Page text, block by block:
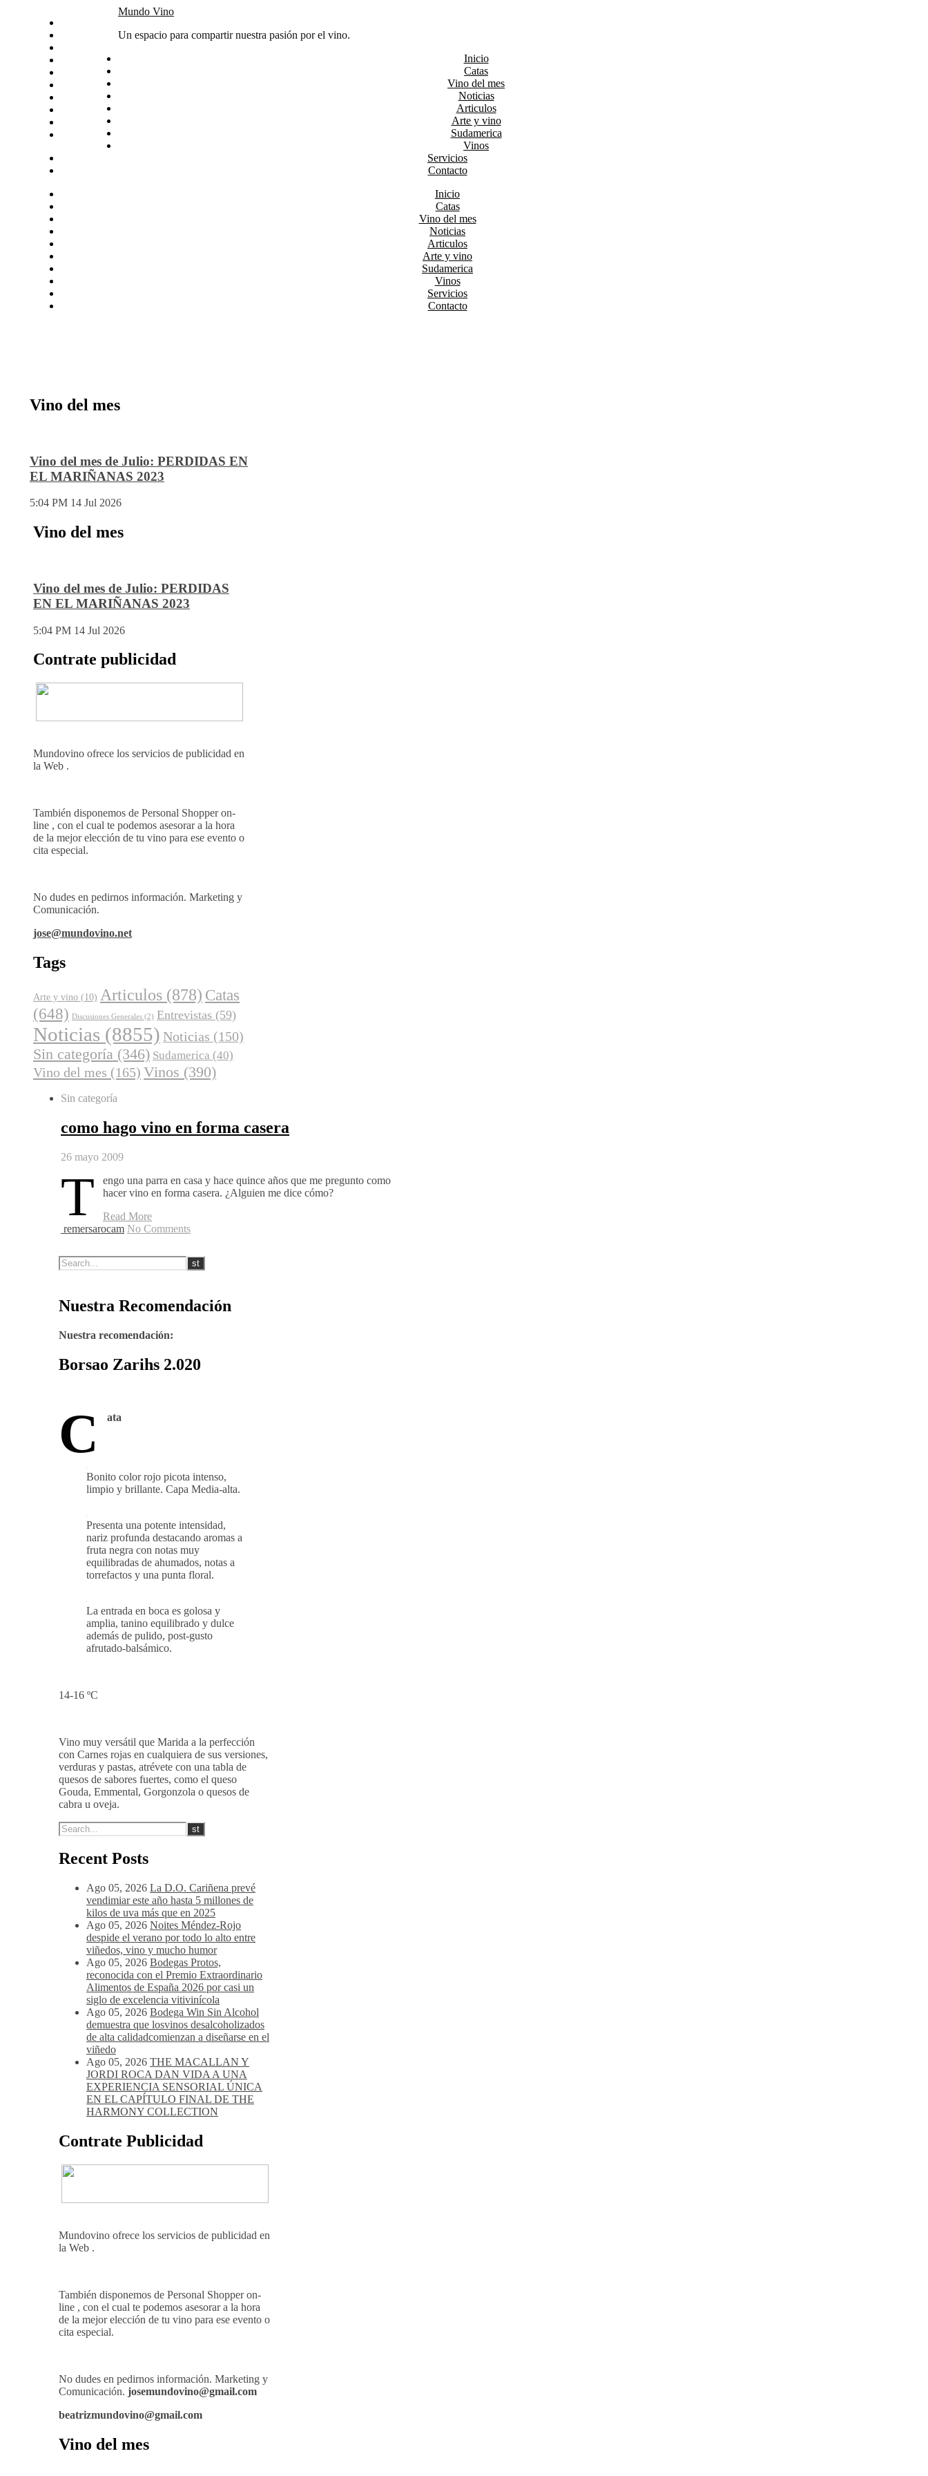
Arte y vino
Sudamerica
Mundo Vino
Un espacio para compartir nuestra pasión por el vino.
Inicio
Catas
Vino del mes
Noticias
Articulos
Arte y vino
Sudamerica
Vinos
Servicios
Contacto
Inicio
Catas
Vino del mes
Noticias
Articulos
Arte y vino
Sudamerica
Vinos
Servicios
Contacto
Vino del mes
Vino del mes de Julio: PERDIDAS EN
EL MARIÑANAS 2023
5:04 PM 14 Jul 2026
Vino del mes
Vino del mes de Julio: PERDIDAS
EN EL MARIÑANAS 2023
5:04 PM 14 Jul 2026
Contrate publicidad
Mundovino ofrece los servicios de publicidad en
la Web .
También disponemos de Personal Shopper on-
line , con el cual te podemos asesorar a la hora
de la mejor elección de tu vino para ese evento o
cita especial.
No dudes en pedirnos información. Marketing y
Comunicación.
jose@mundovino.net
Tags
Arte y vino (10) Articulos (878) Catas
(648) Discusiones Generales (2) Entrevistas (59)
Noticias (8855) Noticias (150)
Sin categoría (346) Sudamerica (40)
Vino del mes (165) Vinos (390)
Sin categoría
como hago vino en forma casera
26 mayo 2009
T
engo una parra en casa y hace quince años que me pregunto como
hacer vino en forma casera. ¿Alguien me dice cómo?
Read More
remersarocam No Comments
Nuestra Recomendación
Nuestra recomendación:
Borsao Zarihs 2.020
C ata
Bonito color rojo picota intenso,
limpio y brillante. Capa Media-alta.
Presenta una potente intensidad,
nariz profunda destacando aromas a
fruta negra con notas muy
equilibradas de ahumados, notas a
torrefactos y una punta floral.
La entrada en boca es golosa y
amplia, tanino equilibrado y dulce
además de pulido, post-gusto
afrutado-balsámico.
14-16 ºC
Vino muy versátil que Marida a la perfección
con Carnes rojas en cualquiera de sus versiones,
verduras y pastas, atrévete con una tabla de
quesos de sabores fuertes, como el queso
Gouda, Emmental, Gorgonzola o quesos de
cabra u oveja.
Recent Posts
Ago 05, 2026 La D.O. Cariñena prevé
vendimiar este año hasta 5 millones de
kilos de uva más que en 2025
Ago 05, 2026 Noites Méndez-Rojo
despide el verano por todo lo alto entre
viñedos, vino y mucho humor
Ago 05, 2026 Bodegas Protos,
reconocida con el Premio Extraordinario
Alimentos de España 2026 por casi un
siglo de excelencia vitivinícola
Ago 05, 2026 Bodega Win Sin Alcohol
demuestra que losvinos desalcoholizados
de alta calidadcomienzan a diseñarse en el
viñedo
Ago 05, 2026 THE MACALLAN Y
JORDI ROCA DAN VIDA A UNA
EXPERIENCIA SENSORIAL ÚNICA
EN EL CAPÍTULO FINAL DE THE
HARMONY COLLECTION
Contrate Publicidad
Mundovino ofrece los servicios de publicidad en
la Web .
También disponemos de Personal Shopper on-
line , con el cual te podemos asesorar a la hora
de la mejor elección de tu vino para ese evento o
cita especial.
No dudes en pedirnos información. Marketing y
Comunicación. josemundovino@gmail.com
beatrizmundovino@gmail.com
Vino del mes